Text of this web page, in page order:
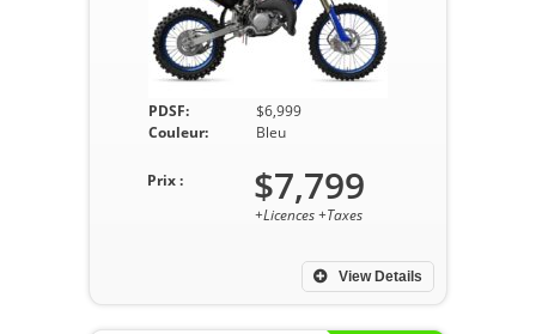
PDSF:
$6,999
Couleur:
Bleu
View Details
Prix : $7,799
+Licences +Taxes